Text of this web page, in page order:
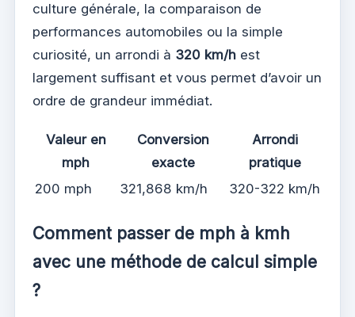
culture générale, la comparaison de
performances automobiles ou la simple
curiosité, un arrondi à 320 km/h est
largement suffisant et vous permet d’avoir un
ordre de grandeur immédiat.
Valeur en
mph
Conversion
exacte
Arrondi
pratique
200 mph
321,868 km/h 320-322 km/h
Comment passer de mph à kmh
avec une méthode de calcul simple
?